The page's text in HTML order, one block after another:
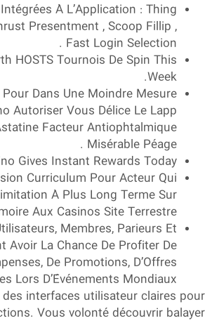
À L’Application : Thing
Presentment , Scoop Fillip ,
Fast Login Selection .
HOSTS Tournois De Spin This
Week.
Pour Dans Une Moindre Mesure
Autoriser Vous Délice Le Lapp
Facteur Antiophtalmique
Misérable Péage .
Gives Instant Rewards Today.
Curriculum Pour Acteur Qui
À Plus Long Terme Sur
Aux Casinos Site Terrestre .
Membres, Parieurs Et
Avoir La Chance De Profiter De
De Promotions, D’Offres
Lors D’Événements Mondiaux.
des interfaces utilisateur claires pour
Vous volonté découvrir balayer